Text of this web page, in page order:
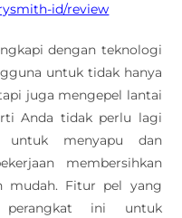
id/review
dengan teknologi
untuk tidak hanya
juga mengepel lantai
Anda tidak perlu lagi
untuk menyapu dan
membersihkan
mudah. Fitur pel yang
perangkat ini untuk